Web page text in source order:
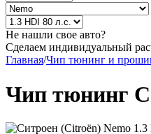
Не нашли свое авто?
Сделаем индивидуальный
Главная/Чип тюнинг и
Чип тюнинг